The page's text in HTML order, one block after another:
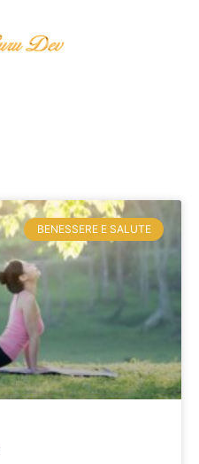
BENESSERE E SALUTE